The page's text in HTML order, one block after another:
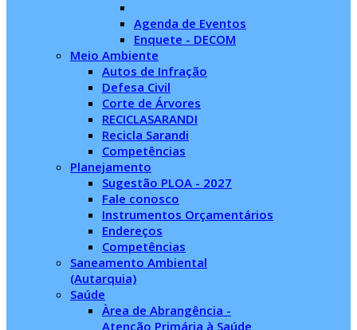
Agenda de Eventos
Enquete - DECOM
Meio Ambiente
Autos de Infração
Defesa Civil
Corte de Árvores
RECICLASARANDI
Recicla Sarandi
Competências
Planejamento
Sugestão PLOA - 2027
Fale conosco
Instrumentos Orçamentários
Endereços
Competências
Saneamento Ambiental
(Autarquia)
Saúde
Àrea de Abrangência -
Atenção Primária à Saúde